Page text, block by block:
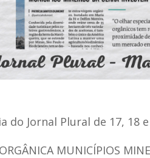
do Jornal Plural de 17, 18
MUNICÍPIOS